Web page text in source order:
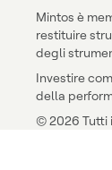
Mintos è
restituire
degli
Investire
della
© 2026 Tutti